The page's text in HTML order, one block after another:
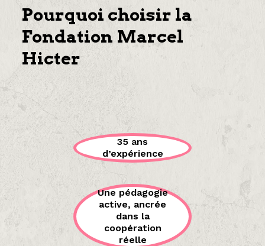
Pourquoi choisir la
Fondation Marcel
Hicter
35 ans
d’expérience
Une pédagogie
active, ancrée
dans la
coopération
réelle